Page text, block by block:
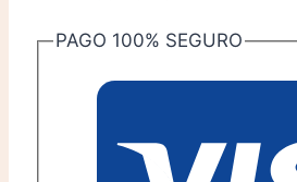
PAGO 100% SEGURO